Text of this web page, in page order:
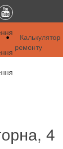
Калькулятор
ремонту
4